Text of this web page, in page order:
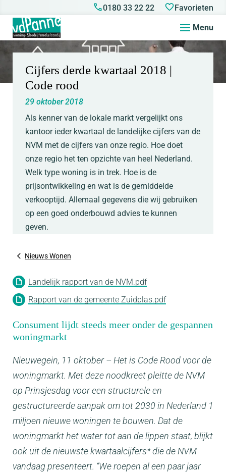
0180 33 22 22 Favorieten
Menu
Cijfers derde kwartaal 2018 |
Code rood
29 oktober 2018
Als kenner van de lokale markt vergelijkt ons
kantoor ieder kwartaal de landelijke cijfers van de
NVM met de cijfers van onze regio. Hoe doet
onze regio het ten opzichte van heel Nederland.
Welk type woning is in trek. Hoe is de
prijsontwikkeling en wat is de gemiddelde
verkooptijd. Allemaal gegevens die wij gebruiken
op een goed onderbouwd advies te kunnen
geven.
Nieuws Wonen
Landelijk rapport van de NVM.pdf
Rapport van de gemeente Zuidplas.pdf
Consument lijdt steeds meer onder de gespannen
woningmarkt
Nieuwegein, 11 oktober – Het is Code Rood voor de
woningmarkt. Met deze noodkreet pleitte de NVM
op Prinsjesdag voor een structurele en
gestructureerde aanpak om tot 2030 in Nederland 1
miljoen nieuwe woningen te bouwen. Dat de
woningmarkt het water tot aan de lippen staat, blijkt
ook uit de nieuwste kwartaalcijfers* die de NVM
vandaag presenteert. “We roepen al een paar jaar